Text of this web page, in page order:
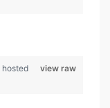
view raw
hosted